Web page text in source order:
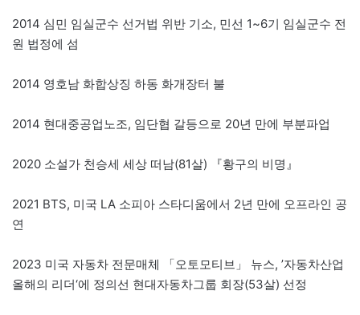
2014 심민 임실군수 선거법 위반 기소, 민선 1~6기 임실군수 전
원 법정에 섬
2014 영호남 화합상징 하동 화개장터 불
2014 현대중공업노조, 임단협 갈등으로 20년 만에 부분파업
2020 소설가 천승세 세상 떠남(81살) 『황구의 비명』
2021 BTS, 미국 LA 소피아 스타디움에서 2년 만에 오프라인 공
연
2023 미국 자동차 전문매체 「오토모티브」 뉴스, ’자동차산업
올해의 리더‘에 정의선 현대자동차그룹 회장(53살) 선정